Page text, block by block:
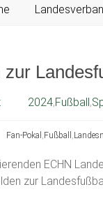
zur
2024,Fußball,
Fan-Pokal , Fußball ,
ECHN
zur